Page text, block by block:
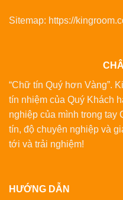
Sitemap: https://
“Chữ tín Quý hơn Vàng”.
tín nhiệm của Quý Khách
nghiệp của mình trong tay
tín, độ chuyên nghiệp và
tới và trải nghiệm!
HƯỚNG DẪN